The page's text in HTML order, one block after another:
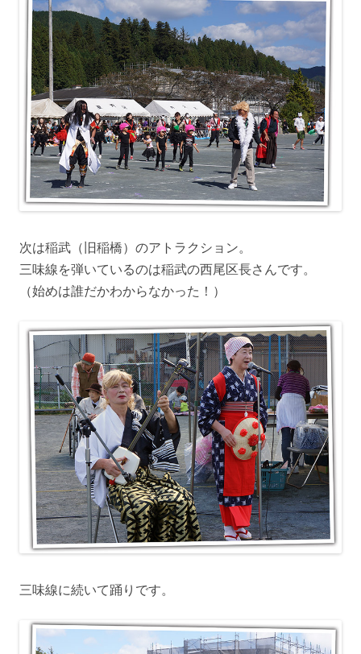
次は稲武（旧稲橋）のアトラクション。
三味線を弾いているのは稲武の西尾区長さんです。
（始めは誰だかわからなかった！）
三味線に続いて踊りです。